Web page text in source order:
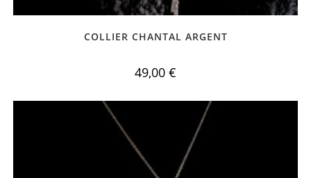
COLLIER CHANTAL ARGENT
49,00 €